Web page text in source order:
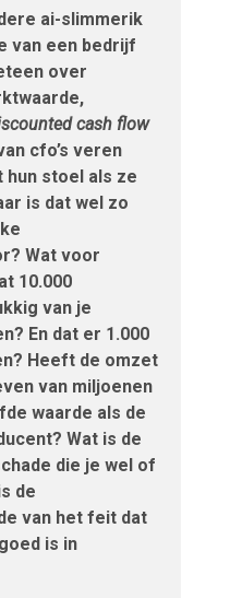
ai-slimmerik
van een bedrijf
over
cash flow
cfo’s veren
hun stoel als ze
is dat wel zo
Wat voor
10.000
van je
En dat er 1.000
Heeft de omzet
van miljoenen
waarde als de
Wat is de
die je wel of
de
van het feit dat
is in